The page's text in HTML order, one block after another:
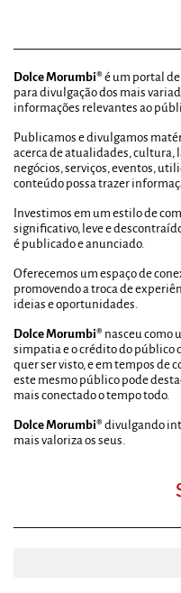
Dolce Morumbi® é um portal
para divulgação dos mais
informações relevantes ao
Publicamos e divulgamos
acerca de atualidades, cultura,
negócios, serviços, eventos,
conteúdo possa trazer
Investimos em um estilo de
significativo, leve e
é publicado e anunciado.
Oferecemos um espaço de
promovendo a troca de
ideias e oportunidades.
Dolce Morumbi® nasceu como
simpatia e o crédito do público
quer ser visto, e em tempos de
este mesmo público pode
mais conectado o tempo todo.
Dolce Morumbi® divulgando
mais valoriza os seus.